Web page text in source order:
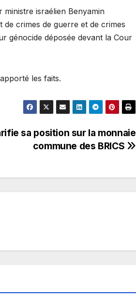
ministre israélien Benyamin
de crimes de guerre et de crimes
génocide déposée devant la Cour
les faits.
sa position sur la monnaie
commune des BRICS